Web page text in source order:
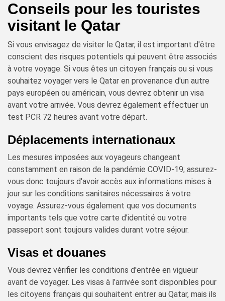
Conseils pour les touristes
visitant le Qatar
Si vous envisagez de visiter le Qatar, il est important d'être
conscient des risques potentiels qui peuvent être associés
à votre voyage. Si vous êtes un citoyen français ou si vous
souhaitez voyager vers le Qatar en provenance d'un autre
pays européen ou américain, vous devrez obtenir un visa
avant votre arrivée. Vous devrez également effectuer un
test PCR 72 heures avant votre départ.
Déplacements internationaux
Les mesures imposées aux voyageurs changeant
constamment en raison de la pandémie COVID-19; assurez-
vous donc toujours d'avoir accès aux informations mises à
jour sur les conditions sanitaires nécessaires à votre
voyage. Assurez-vous également que vos documents
importants tels que votre carte d’identité ou votre
passeport sont toujours valides durant votre séjour.
Visas et douanes
Vous devrez vérifier les conditions d'entrée en vigueur
avant de voyager. Les visas à l’arrivée sont disponibles pour
les citoyens français qui souhaitent entrer au Qatar, mais ils